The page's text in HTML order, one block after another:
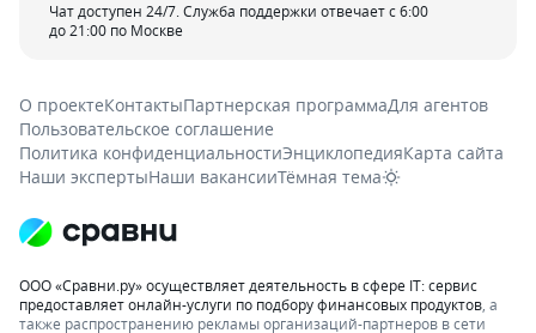
Чат доступен 24/7. Служба поддержки отвечает с 6:00
до 21:00 по Москве
О проектеКонтактыПартнерская программаДля агентов
Пользовательское соглашение
Политика конфиденциальностиЭнциклопедияКарта сайта
Наши экспертыНаши вакансииТёмная тема
ООО «Сравни.ру» осуществляет деятельность в сфере IT: сервис
предоставляет онлайн-услуги по подбору финансовых продуктов , а
также распространению рекламы организаций-партнеров в сети